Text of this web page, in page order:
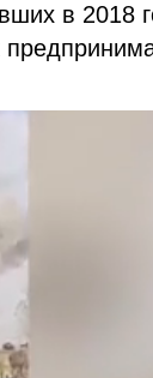
в 2018